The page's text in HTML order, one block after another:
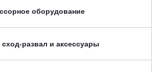
оборудование
развал и аксессуары